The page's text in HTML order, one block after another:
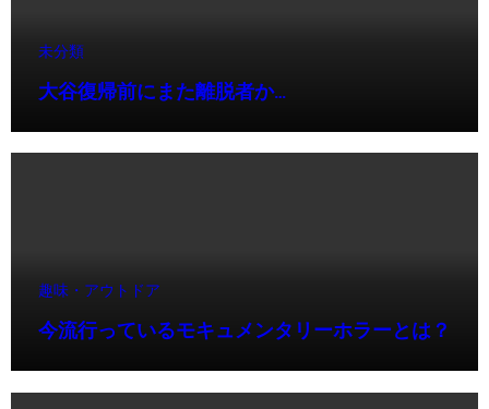
未分類
大谷復帰前にまた離脱者か…
趣味・アウトドア
今流行っているモキュメンタリーホラーとは？